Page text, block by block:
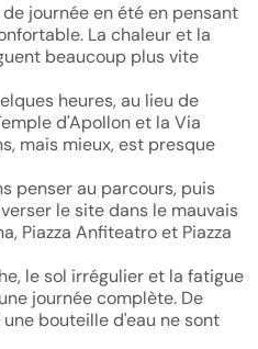
journée en été en pensant
La chaleur et la
beaucoup plus vite
heures, au lieu de
d'Apollon et la Via
mais mieux, est presque
penser au parcours, puis
le site dans le mauvais
Piazza Anfiteatro et Piazza
le sol irrégulier et la fatigue
journée complète. De
bouteille d'eau ne sont